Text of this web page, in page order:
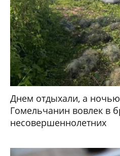
Днем отдыхали, а
Гомельчанин вовлек в
несовершеннолетних